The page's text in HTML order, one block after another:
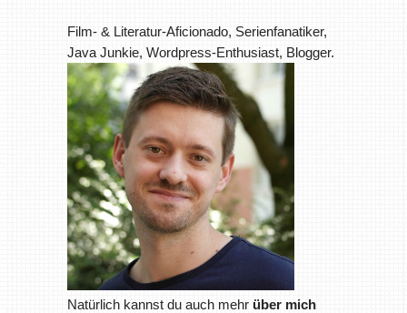
Film- & Literatur-Aficionado, Serienfanatiker,
Java Junkie, Wordpress-Enthusiast, Blogger.
Natürlich kannst du auch mehr über mich